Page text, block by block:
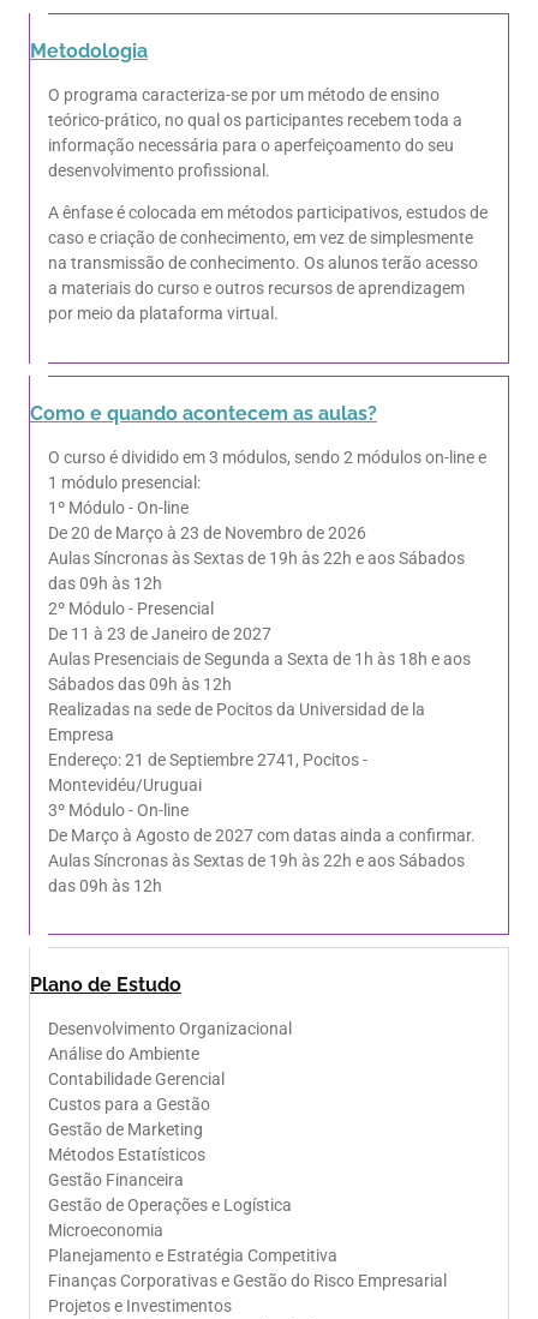
Metodologia
O programa caracteriza-se por um método de ensino
teórico-prático, no qual os participantes recebem toda a
informação necessária para o aperfeiçoamento do seu
desenvolvimento profissional.
A ênfase é colocada em métodos participativos, estudos de
caso e criação de conhecimento, em vez de simplesmente
na transmissão de conhecimento. Os alunos terão acesso
a materiais do curso e outros recursos de aprendizagem
por meio da plataforma virtual.
Como e quando acontecem as aulas?
O curso é dividido em 3 módulos, sendo 2 módulos on-line e
1 módulo presencial:
1º Módulo - On-line
De 20 de Março à 23 de Novembro de 2026
Aulas Síncronas às Sextas de 19h às 22h e aos Sábados
das 09h às 12h
2º Módulo - Presencial
De 11 à 23 de Janeiro de 2027
Aulas Presenciais de Segunda a Sexta de 1h às 18h e aos
Sábados das 09h às 12h
Realizadas na sede de Pocitos da Universidad de la
Empresa
Endereço: 21 de Septiembre 2741, Pocitos -
Montevidéu/Uruguai
3º Módulo - On-line
De Março à Agosto de 2027 com datas ainda a confirmar.
Aulas Síncronas às Sextas de 19h às 22h e aos Sábados
das 09h às 12h
Plano de Estudo
Desenvolvimento Organizacional
Análise do Ambiente
Contabilidade Gerencial
Custos para a Gestão
Gestão de Marketing
Métodos Estatísticos
Gestão Financeira
Gestão de Operações e Logística
Microeconomia
Planejamento e Estratégia Competitiva
Finanças Corporativas e Gestão do Risco Empresarial
Projetos e Investimentos